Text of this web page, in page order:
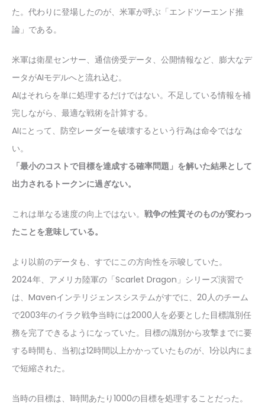
た。代わりに登場したのが、米軍が呼ぶ「エンドツーエンド推
論」である。
米軍は衛星センサー、通信傍受データ、公開情報など、膨大なデ
ータがAIモデルへと流れ込む。
AIはそれらを単に処理するだけではない。不足している情報を補
完しながら、最適な戦術を計算する。
AIにとって、防空レーダーを破壊するという行為は命令ではな
い。
「最小のコストで目標を達成する確率問題」を解いた結果として
出力されるトークンに過ぎない。
これは単なる速度の向上ではない。 戦争の性質そのものが変わっ
たことを意味している。
より以前のデータも、すでにこの方向性を示唆していた。
2024年、アメリカ陸軍の「Scarlet Dragon」シリーズ演習で
は、Mavenインテリジェンスシステムがすでに、20人のチーム
で2003年のイラク戦争当時には2000人を必要とした目標識別任
務を完了できるようになっていた。目標の識別から攻撃までに要
する時間も、当初は12時間以上かかっていたものが、1分以内にま
で短縮された。
当時の目標は、1時間あたり1000の目標を処理することだった。